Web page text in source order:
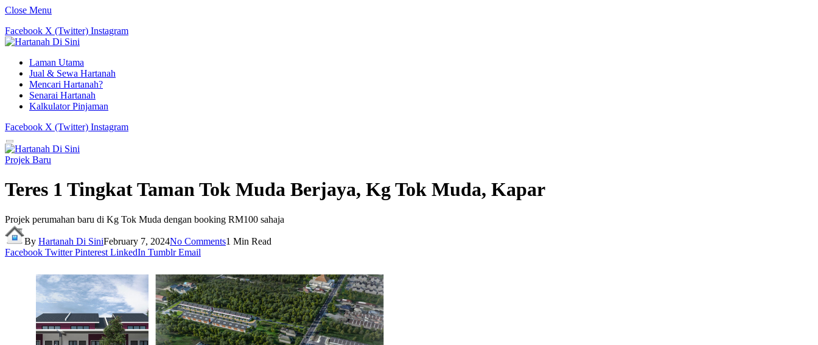
Close Menu
Facebook X (Twitter) Instagram
Laman Utama
Jual & Sewa Hartanah
Mencari Hartanah?
Senarai Hartanah
Kalkulator Pinjaman
Facebook X (Twitter) Instagram
Projek Baru
Teres 1 Tingkat Taman Tok Muda Berjaya, Kg Tok Muda, Kapar
Projek perumahan baru di Kg Tok Muda dengan booking RM100 sahaja
By Hartanah Di SiniFebruary 7, 2024No Comments1 Min Read
Facebook Twitter Pinterest LinkedIn Tumblr Email